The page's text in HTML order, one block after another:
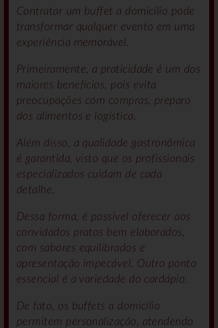
Contratar um buffet a domicílio pode
transformar qualquer evento em uma
experiência memorável.
Primeiramente, a praticidade é um dos
maiores benefícios, pois evita
preocupações com compras, preparo
dos alimentos e logística.
Além disso, a qualidade gastronômica
é garantida, visto que os profissionais
especializados cuidam de cada
detalhe.
Dessa forma, é possível oferecer aos
convidados pratos bem elaborados,
com sabores equilibrados e
apresentação impecável. Outro ponto
essencial é a variedade do cardápio.
De fato, os buffets a domicílio
permitem personalização, atendendo